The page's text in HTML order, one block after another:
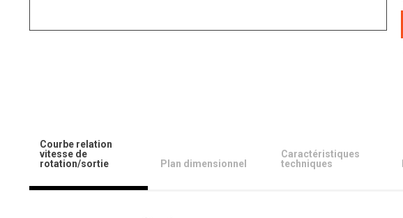
Courbe relation
vitesse de
rotation/sortie
Plan dimensionnel
Caractéristiques
techniques